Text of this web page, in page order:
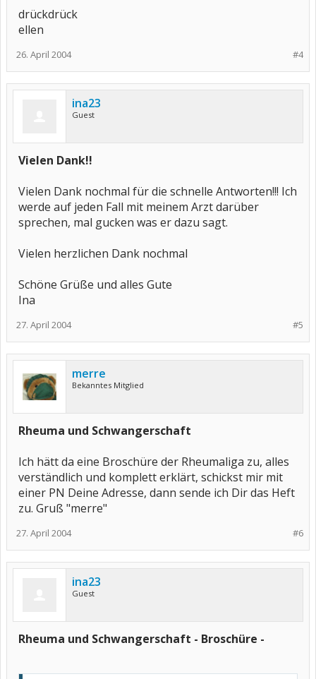
drückdrück
ellen
#4
26. April 2004
ina23
Guest
Vielen Dank!!
Vielen Dank nochmal für die schnelle Antworten!!! Ich
werde auf jeden Fall mit meinem Arzt darüber
sprechen, mal gucken was er dazu sagt.
Vielen herzlichen Dank nochmal
Schöne Grüße und alles Gute
Ina
#5
27. April 2004
merre
Bekanntes Mitglied
Rheuma und Schwangerschaft
Ich hätt da eine Broschüre der Rheumaliga zu, alles
verständlich und komplett erklärt, schickst mir mit
einer PN Deine Adresse, dann sende ich Dir das Heft
zu. Gruß "merre"
#6
27. April 2004
ina23
Guest
Rheuma und Schwangerschaft - Broschüre -